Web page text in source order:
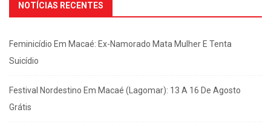
NOTÍCIAS RECENTES
Feminicídio Em Macaé: Ex-Namorado Mata Mulher E Tenta
Suicídio
Festival Nordestino Em Macaé (Lagomar): 13 A 16 De Agosto
Grátis